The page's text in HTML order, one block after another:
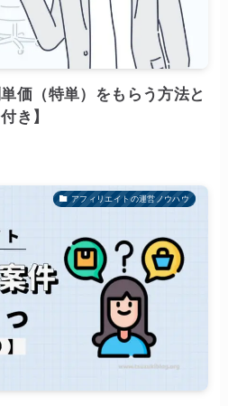
価（特単）をもらう方法と
き】
アフィリエイトの運営ノウハウ